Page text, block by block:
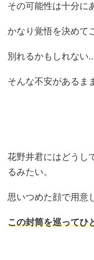
その可能性は十分に
かなり覚悟を決めて
別れるかもしれない…
そんな不安があるま
花野井君にはどうし
るみたい。
思いつめた顔で用意
この封筒を巡ってひ